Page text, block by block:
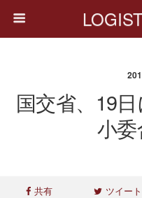
国交省、19
小
共有 ツイート